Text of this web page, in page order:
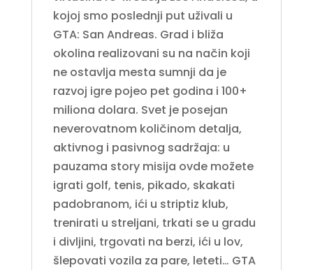
kojoj smo poslednji put uživali u
GTA: San Andreas. Grad i bliža
okolina realizovani su na način koji
ne ostavlja mesta sumnji da je
razvoj igre pojeo pet godina i 100+
miliona dolara. Svet je posejan
neverovatnom količinom detalja,
aktivnog i pasivnog sadržaja: u
pauzama story misija ovde možete
igrati golf, tenis, pikado, skakati
padobranom, ići u striptiz klub,
trenirati u streljani, trkati se u gradu
i divljini, trgovati na berzi, ići u lov,
šlepovati vozila za pare, leteti… GTA